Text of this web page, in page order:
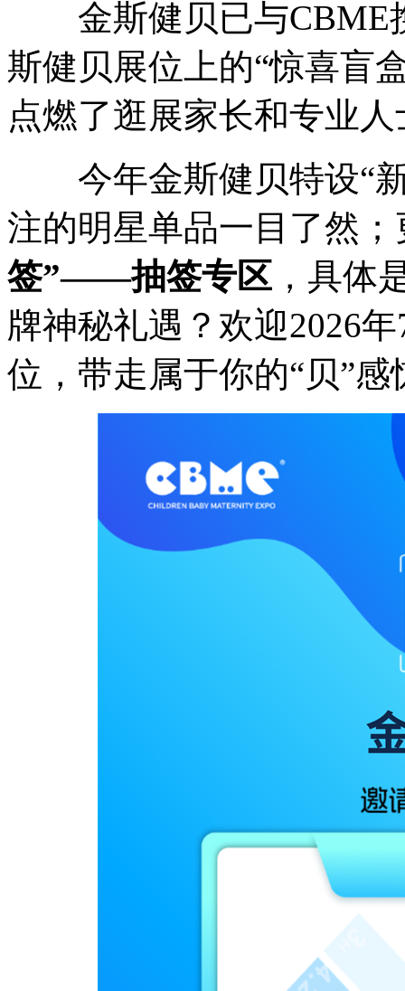
金斯健贝已与CBME
斯健贝展位上的“惊喜盲
点燃了逛展家长和专业
今年金斯健贝特设“新
注的明星单品一目了然
签”——抽签专区 ，具体
牌神秘礼遇？欢迎2026
位，带走属于你的“贝”感